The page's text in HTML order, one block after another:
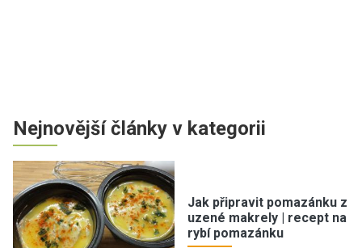
Nejnovější články v kategorii
Jak připravit pomazánku z
uzené makrely | recept na
rybí pomazánku